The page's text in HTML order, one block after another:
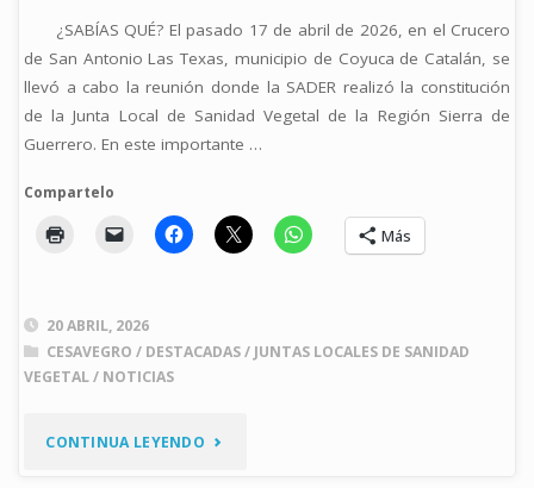
PROGRESO,
GRO."
¿SABÍAS QUÉ? El pasado 17 de abril de 2026, en el Crucero
de San Antonio Las Texas, municipio de Coyuca de Catalán, se
llevó a cabo la reunión donde la SADER realizó la constitución
de la Junta Local de Sanidad Vegetal de la Región Sierra de
Guerrero. En este importante …
Compartelo
Más
20 ABRIL, 2026
CESAVEGRO / DESTACADAS/ JUNTAS LOCALES DE SANIDAD
VEGETAL/ NOTICIAS
CONTINUA LEYENDO "¿SABÍAS